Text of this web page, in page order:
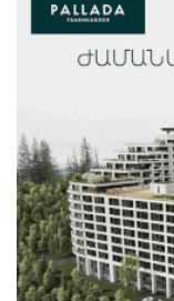
«Շտապ
կապված
Մհեր
«Սմայլ
Կոնվերս